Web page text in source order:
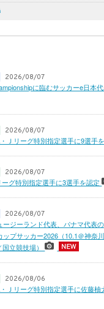
2026/08/07
に臨むサッカーe日本
2026/08/07
Ｊリーグ特別指定選手に9選手
2026/08/07
ーグ特別指定選手に3選手を認定
2026/08/07
ージーランド代表、パナマ代表
プサッカー2026（10.1＠神奈
国立競技場）
2026/08/06
Ｊリーグ特別指定選手に佐藤柚